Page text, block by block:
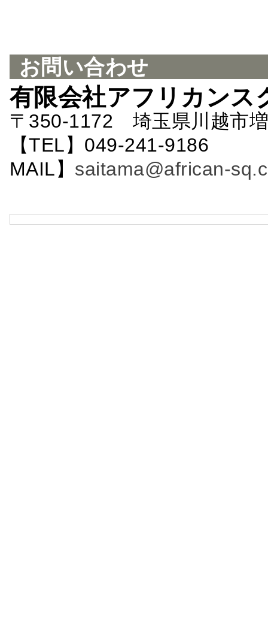
お問い合わせ
有限会社アフリカンス
〒350-1172 埼玉県川越市
【TEL】049-241-
MAIL】 saitama@african-